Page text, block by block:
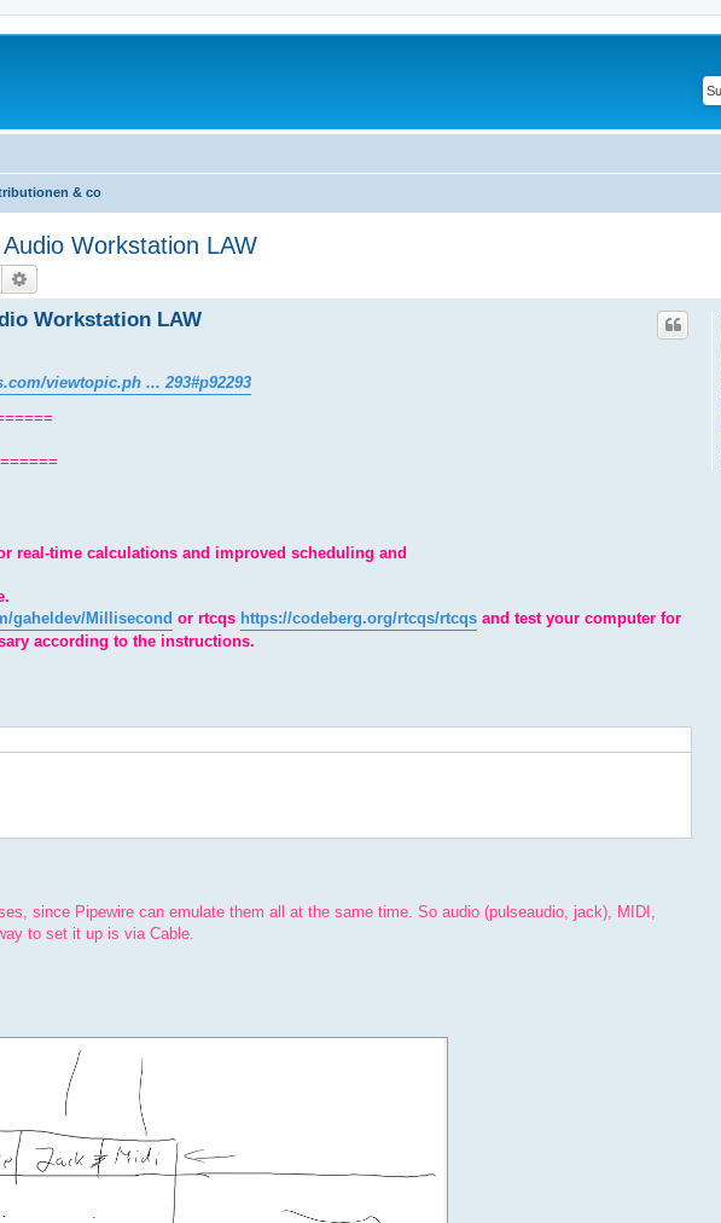
& co
Workstation LAW
Workstation LAW
viewtopic.ph ... 293#p92293
real-time calculations and improved scheduling and
gaheldev/Millisecond or rtcqs https://codeberg.org/rtcqs/rtcqs and test your computer for
according to the instructions.
since Pipewire can emulate them all at the same time. So audio (pulseaudio, jack), MIDI,
to set it up is via Cable.